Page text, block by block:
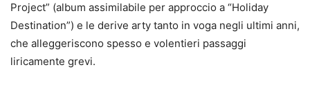
Project” (album assimilabile per approccio a “Holiday
Destination”) e le derive arty tanto in voga negli ultimi anni,
che alleggeriscono spesso e volentieri passaggi
liricamente grevi.